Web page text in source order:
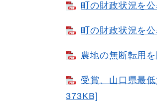
町の財政状況を
町の財政状況を
農地の無断転用
受賞、山口県最
373KB]